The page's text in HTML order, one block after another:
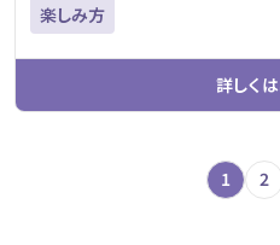
楽しみ方
詳しく
1 2